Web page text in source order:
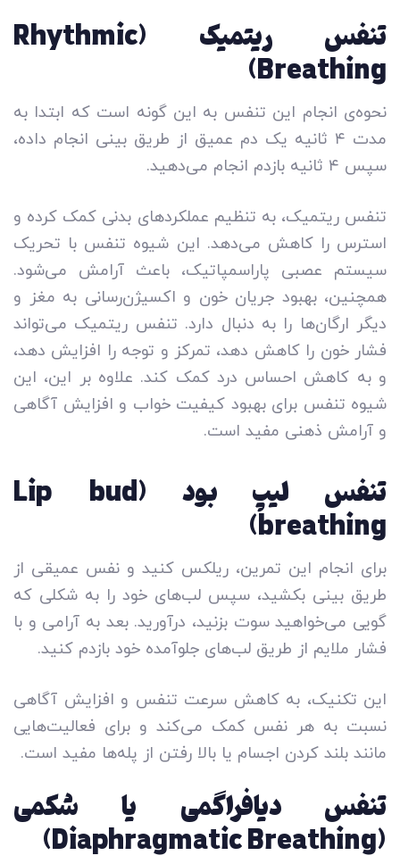
تنفس ریتمیک (Rhythmic
Breathing)
نحوه­‌ی انجام این تنفس به این گونه است که ابتدا به
مدت ۴ ثانیه یک دم عمیق از طریق بینی انجام داده،
سپس ۴ ثانیه بازدم انجام می‌دهید.
تنفس ریتمیک، به تنظیم عملکردهای بدنی کمک کرده و
استرس را کاهش می‌دهد. این شیوه تنفس با تحریک
سیستم عصبی پاراسمپاتیک، باعث آرامش می‌شود.
همچنین، بهبود جریان خون و اکسیژن‌رسانی به مغز و
دیگر ارگان‌ها را به دنبال دارد. تنفس ریتمیک می‌تواند
فشار خون را کاهش دهد، تمرکز و توجه را افزایش دهد،
و به کاهش احساس درد کمک کند. علاوه بر این، این
شیوه تنفس برای بهبود کیفیت خواب و افزایش آگاهی
و آرامش ذهنی مفید است.
تنفس لیپ بود (Lip bud
breathing)
برای انجام این تمرین، ریلکس کنید و نفس عمیقی از
طریق بینی بکشید، سپس لب‌های خود را به شکلی که
گویی می‌خواهید سوت بزنید، درآورید. بعد به آرامی و با
فشار ملایم از طریق لب‌های جلوآمده خود بازدم کنید.
این تکنیک، به کاهش سرعت تنفس و افزایش آگاهی
نسبت به هر نفس کمک می‌کند و برای فعالیت‌هایی
مانند بلند کردن اجسام یا بالا رفتن از پله‌ها مفید است.
تنفس دیافراگمی یا شکمی
(Diaphragmatic Breathing)